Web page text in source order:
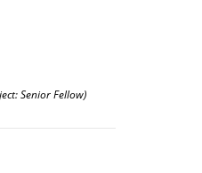
Senior Fellow)